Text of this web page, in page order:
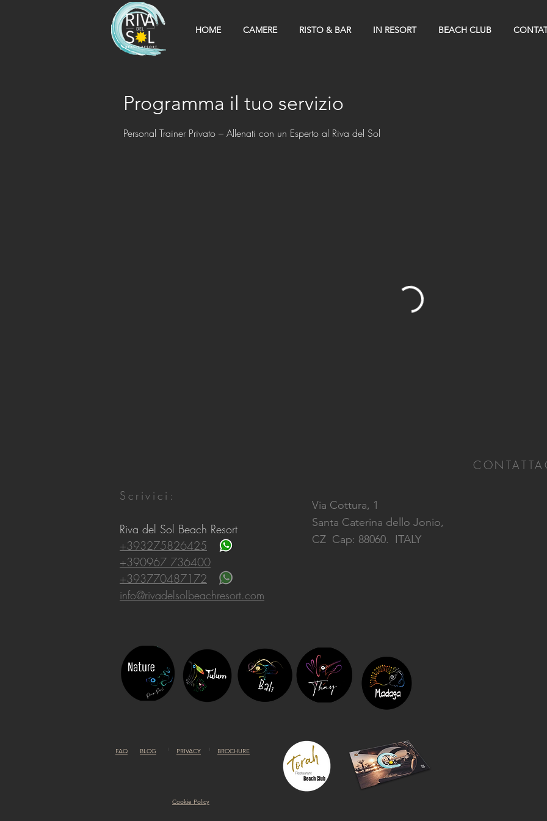
HOME CAMERE RISTO & BAR IN RESORT BEACH CLUB
Programma il tuo servizio
Personal Trainer Privato – Allenati con un Esperto al Riva del Sol
Scrivici:
Riva del Sol Beach Resort
+393275826425
+390967 736400
+393770487172
info@rivadelsolbeachresort.com
Via Cottura, 1
Santa Caterina dello Jonio,
CZ Cap: 88060. ITALY
FAQ BLOG PRIVACY BROCHURE
Cookie Policy